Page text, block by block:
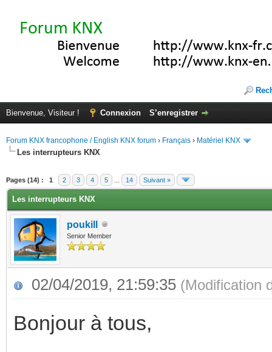
Bienvenue, Visiteur ! Connexion S’enregistrer
Forum KNX francophone / English KNX forum › Français › Matériel KNX
Les interrupteurs KNX
Pages (14) : 1 2 3 4 5 14 Suivant »
Les interrupteurs KNX
poukill
Senior Member
02/04/2019, 21:59:35 (Modification
Bonjour à tous,